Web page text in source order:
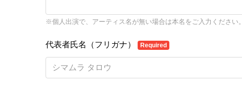
※個人出演で、アーティス名が無い場合は本名をご入力ください。
代表者氏名（フリガナ） Required